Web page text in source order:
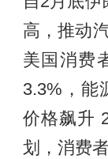
高，推动
美国消费
3.3%，能
价格飙升
划，消费